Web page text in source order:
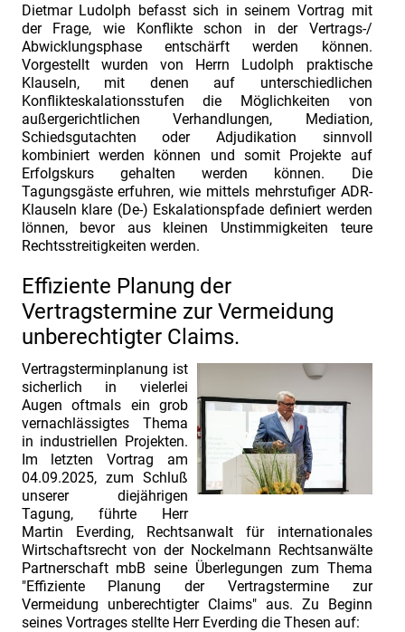
Dietmar Ludolph befasst sich in seinem Vortrag mit
der Frage, wie Konflikte schon in der Vertrags-/
Abwicklungsphase entschärft werden können.
Vorgestellt wurden von Herrn Ludolph praktische
Klauseln, mit denen auf unterschiedlichen
Konflikteskalationsstufen die Möglichkeiten von
außergerichtlichen Verhandlungen, Mediation,
Schiedsgutachten oder Adjudikation sinnvoll
kombiniert werden können und somit Projekte auf
Erfolgskurs gehalten werden können. Die
Tagungsgäste erfuhren, wie mittels mehrstufiger ADR-
Klauseln klare (De-) Eskalationspfade definiert werden
lönnen, bevor aus kleinen Unstimmigkeiten teure
Rechtsstreitigkeiten werden.
Effiziente Planung der
Vertragstermine zur Vermeidung
unberechtigter Claims.
Vertragsterminplanung ist
sicherlich in vielerlei
Augen oftmals ein grob
vernachlässigtes Thema
in industriellen Projekten.
Im letzten Vortrag am
04.09.2025, zum Schluß
unserer diejährigen
Tagung, führte Herr
Martin Everding, Rechtsanwalt für internationales
Wirtschaftsrecht von der Nockelmann Rechtsanwälte
Partnerschaft mbB seine Überlegungen zum Thema
"Effiziente Planung der Vertragstermine zur
Vermeidung unberechtigter Claims" aus. Zu Beginn
seines Vortrages stellte Herr Everding die Thesen auf: